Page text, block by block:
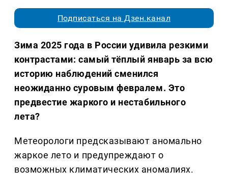
Подписаться на Дзен.канал
Зима 2025 года в России удивила резкими
контрастами: самый тёплый январь за всю
историю наблюдений сменился
неожиданно суровым февралем. Это
предвестие жаркого и нестабильного
лета?
Метеорологи предсказывают аномально
жаркое лето и предупреждают о
возможных климатических аномалиях.